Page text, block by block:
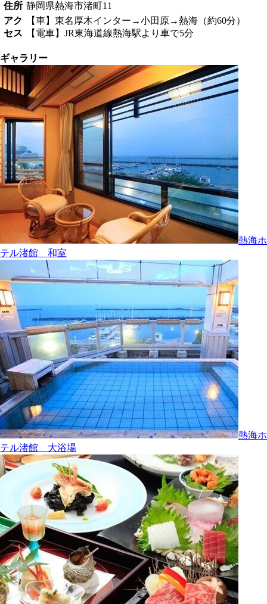
住所 静岡県熱海市渚町11
アク
セス
【車】東名厚木インター→小田原→熱海（約60分）
【電車】JR東海道線熱海駅より車で5分
ギャラリー
熱海ホ
テル渚館 和室
熱海ホ
テル渚館 大浴場